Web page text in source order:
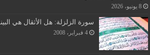
8 يونيو، 2026
سورة الزلزلة: هل الأثقال هي
4 فبراير، 2008